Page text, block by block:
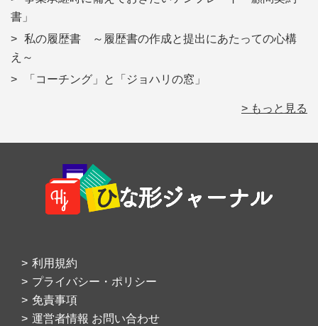
書」
私の履歴書 ～履歴書の作成と提出にあたっての心構
え～
「コーチング」と「ジョハリの窓」
> もっと見る
Footer
利用規約
プライバシー・ポリシー
免責事項
運営者情報 お問い合わせ